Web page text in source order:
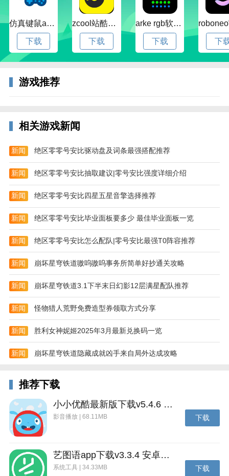
者为当前笔记添加分类标签以便查找。
4、完成编辑后，笔记会自动同步到云端。你可以通过
分享按钮将笔记以图片或文档形式发送给别人。
仿真键鼠app官方版下载v1.4.3.58 安卓最新版
下载
zcool站酷官方版下载v5.15.0 安卓最新版本
下载
arke rgb软件下载v20.0 安卓版
下载 下
游戏推荐
相关游戏新闻
新闻 绝区零零号安比驱动盘及词条最强搭配推荐
新闻 绝区零零号安比抽取建议|零号安比强度详细介绍
新闻 绝区零零号安比四星五星音擎选择推荐
新闻 绝区零零号安比毕业面板要多少 最佳毕业面板一览
新闻 绝区零零号安比怎么配队|零号安比最强T0阵容推荐
新闻 崩坏星穹铁道嗷呜嗷呜事务所简单好抄通关攻略
新闻 崩坏星穹铁道3.1下半末日幻影12层满星配队推荐
新闻 怪物猎人荒野免费造型券领取方式分享
新闻 胜利女神妮姬2025年3月最新兑换码一览
新闻 崩坏星穹铁道隐藏成就凶手来自局外达成攻略
推荐下载
小小优酷最新版下载v5.4.6 安卓官方版
影音播放 | 68.11MB 下载
艺图语app下载v3.3.4 安卓免费版
系统工具 | 34.33MB 下载